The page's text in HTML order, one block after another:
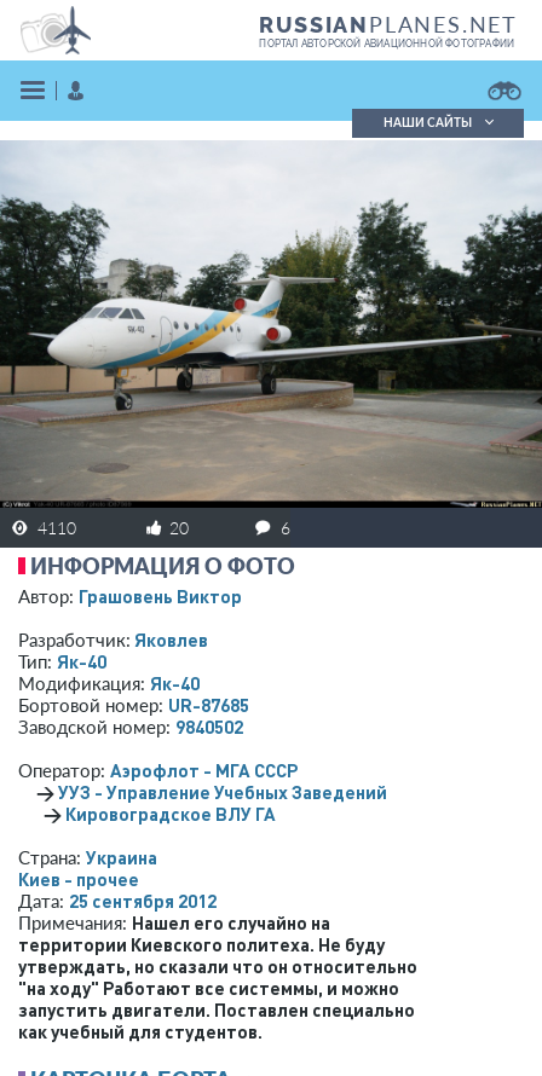
RUSSIANPLANES.NET
ПОРТАЛ АВТОРСКОЙ АВИАЦИОННОЙ ФОТОГРАФИИ
ВОЙТИ
ЗАРЕГИСТРИРОВАТЬСЯ
Подробно
НАШИ САЙТЫ
4110 20 6
ИНФОРМАЦИЯ О ФОТО
Автор: Грашовень Виктор
Разработчик: Яковлев
Тип: Як-40
Модификация: Як-40
Бортовой номер: UR-87685
Заводской номер: 9840502
Оператор: Аэрофлот - МГА СССР
→УУЗ - Управление Учебных Заведений
→ Кировоградское ВЛУ ГА
Страна: Украина
Киев - прочее
Дата: 25 сентября 2012
Примечания: Нашел его случайно на
территории Киевского политеха. Не буду
утверждать, но сказали что он относительно
"на ходу" Работают все системмы, и можно
запустить двигатели. Поставлен специально
как учебный для студентов.